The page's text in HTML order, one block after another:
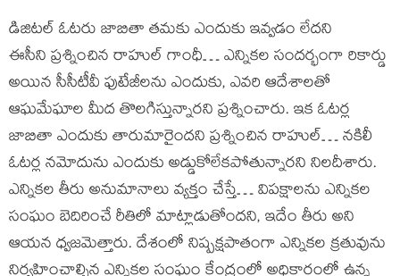
డిజిటల్ ఓటరు జాబితా తమకు ఎందుకు ఇవ్వడం లేదని
ఈసీని ప్రశ్నించిన రాహుల్ గాంధీ… ఎన్నికల సందర్భంగా రికార్డు
అయిన సీసీటీవీ ఫుటేజీలను ఎందుకు, ఎవరి ఆదేశాలతో
ఆఘమేఘాల మీద తొలగిస్తున్నారని ప్రశ్నించారు. ఇక ఓటర్ల
జాబితా ఎందుకు తారుమారైందని ప్రశ్నించిన రాహుల్… నకిలీ
ఓటర్ల నమోదును ఎందుకు అడ్డుకోలేకపోతున్నారని నిలదీశారు.
ఎన్నికల తీరు అనుమానాలు వ్యక్తం చేస్తే… విపక్షాలను ఎన్నికల
సంఘం బెదిరించే రీతిలో మాట్లాడుతోందని, ఇదేం తీరు అని
ఆయన ధ్వజమెత్తారు. దేశంలో నిష్పక్షపాతంగా ఎన్నికల క్రతువును